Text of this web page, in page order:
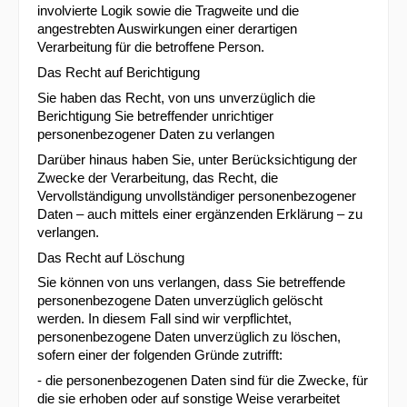
involvierte Logik sowie die Tragweite und die
angestrebten Auswirkungen einer derartigen
Verarbeitung für die betroffene Person.
Das Recht auf Berichtigung
Sie haben das Recht, von uns unverzüglich die
Berichtigung Sie betreffender unrichtiger
personenbezogener Daten zu verlangen
Darüber hinaus haben Sie, unter Berücksichtigung der
Zwecke der Verarbeitung, das Recht, die
Vervollständigung unvollständiger personenbezogener
Daten – auch mittels einer ergänzenden Erklärung – zu
verlangen.
Das Recht auf Löschung
Sie können von uns verlangen, dass Sie betreffende
personenbezogene Daten unverzüglich gelöscht
werden. In diesem Fall sind wir verpflichtet,
personenbezogene Daten unverzüglich zu löschen,
sofern einer der folgenden Gründe zutrifft:
- die personenbezogenen Daten sind für die Zwecke, für
die sie erhoben oder auf sonstige Weise verarbeitet